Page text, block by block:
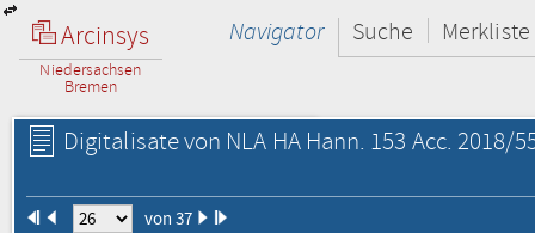
Arcinsys
Niedersachsen
Bremen
Navigator Suche Merkliste
Digitalisate von NLA HA Hann. 153 Acc. 2018/
von 37